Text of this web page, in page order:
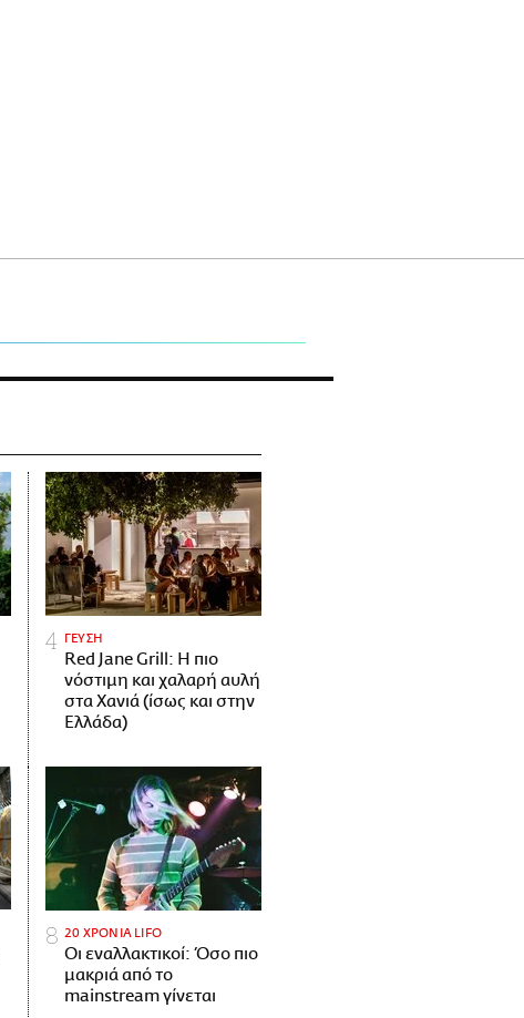
ΓΕΥΣΗ
Red Jane Grill: Η πιο
νόστιμη και χαλαρή αυλή
στα Χανιά (ίσως και στην
Ελλάδα)
20 ΧΡΟΝΙΑ LIFO
Οι εναλλακτικοί: Όσο πιο
μακριά από το
mainstream γίνεται